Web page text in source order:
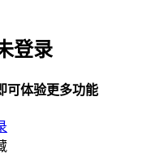
登录
可体验更多功能